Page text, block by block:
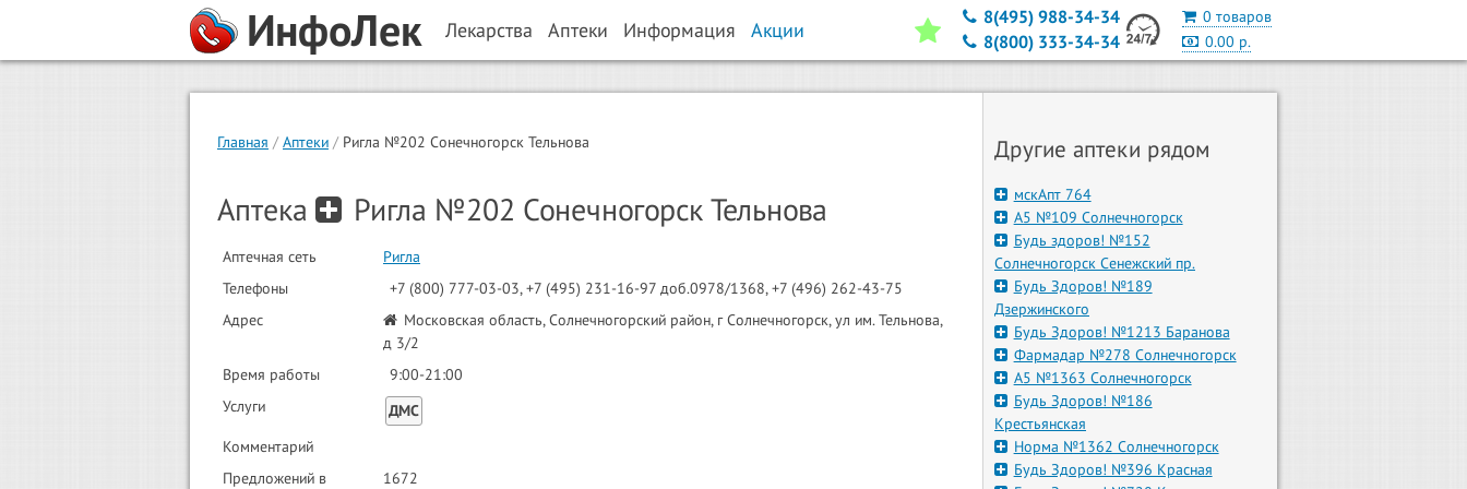
ИнфоЛек Лекарства Аптеки Информация Акции
0 товаров
0.00 р.
8(495) 988-34-34
8(800) 333-34-34
Главная Аптеки Ригла №202 Сонечногорск Тельнова
Аптека Ригла №202 Сонечногорск Тельнова
Аптечная сеть
Ригла
Телефоны
+7 (800) 777-03-03, +7 (495) 231-16-97 доб.0978/1368, +7 (496) 262-43-75
Адрес
Московская область, Солнечногорский район, г Солнечногорск, ул им. Тельнова,
д 3/2
Время работы
9:00-21:00
Услуги
ДМС
Комментарий
Предложений в
1672
Другие аптеки рядом
мскАпт 764
А5 №109 Солнечногорск
Будь здоров! №152
Солнечногорск Сенежский пр.
Будь Здоров! №189
Дзержинского
Будь Здоров! №1213 Баранова
Фармадар №278 Солнечногорск
А5 №1363 Солнечногорск
Будь Здоров! №186
Крестьянская
Норма №1362 Солнечногорск
Будь Здоров! №396 Красная